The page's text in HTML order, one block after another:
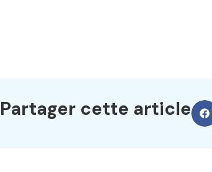
Partager cette article